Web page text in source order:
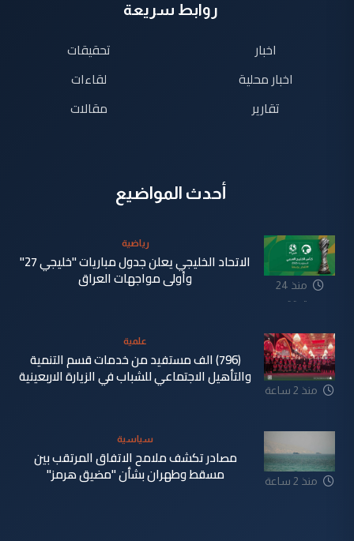
روابط سريعة
اخبار
اخبار محلية
تقارير
تحقيقات
لقاءات
مقالات
أحدث المواضيع
منذ 24
دقيقة
رياضية
الاتحاد الخليجي يعلن جدول مباريات "خليجي 27"
وأولى مواجهات العراق
منذ 2 ساعة
علمية
(796) الف مستفيد من خدمات قسم التنمية
والتأهيل الاجتماعي للشباب في الزيارة الاربعينية
منذ 2 ساعة
سياسية
مصادر تكشف ملامح الاتفاق المرتقب بين
مسقط وطهران بشأن "مضيق هرمز"